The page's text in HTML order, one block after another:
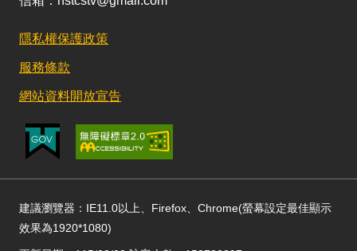
隱私權保護政策
服務條款
網站資料開放宣告
建議瀏覽器：IE11.0以上、Firefox、Chrome(螢幕設定最佳顯示
效果為1920*1080)